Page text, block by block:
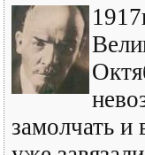
замолчать и